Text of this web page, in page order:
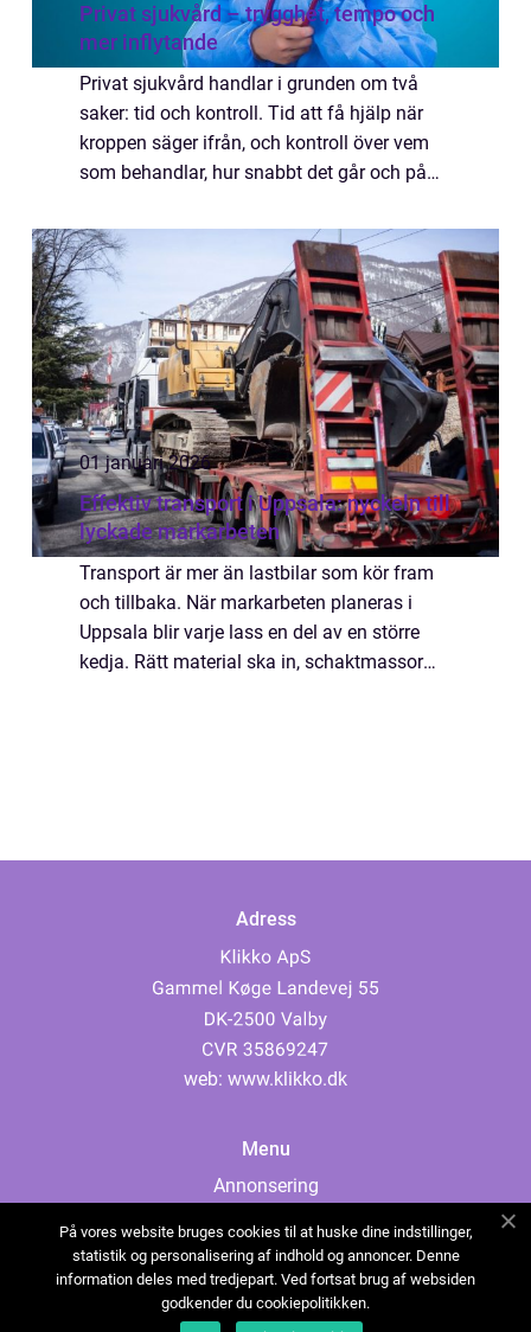
Privat sjukvård – trygghet, tempo och
mer inflytande
Privat sjukvård handlar i grunden om två
saker: tid och kontroll. Tid att få hjälp när
kroppen säger ifrån, och kontroll över vem
som behandlar, hur snabbt det går och på
01 januari 2026
Effektiv transport i Uppsala: nyckeln till
lyckade markarbeten
Transport är mer än lastbilar som kör fram
och tillbaka. När markarbeten planeras i
Uppsala blir varje lass en del av en större
kedja. Rätt material ska in, schaktmassor
Adress
web: www.klikko.dk
Menu
Annonsering
Cookies
Kontakta oss
Sitemap
På vores website bruges cookies til at huske dine indstillinger,
statistik og personalisering af indhold og annoncer. Denne
information deles med tredjepart. Ved fortsat brug af websiden
godkender du cookiepolitikken.